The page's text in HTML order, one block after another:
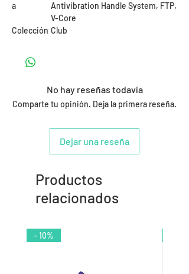
a
Antivibration Handle System, FTP,
V-Core
Colección Club
No hay reseñas todavía
Comparte tu opinión. Deja la primera reseña.
Dejar una reseña
Productos
relacionados
- 10%